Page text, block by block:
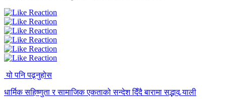
यो पनि पढ्नुहोस
धार्मिक सहिष्णुता र सामाजिक एकताको सन्देश दिँदै बारामा सद्भाव र्‍याली